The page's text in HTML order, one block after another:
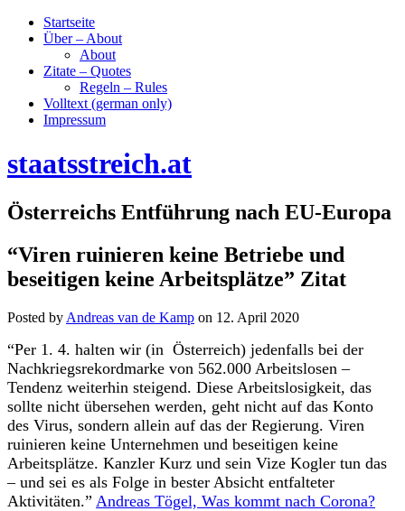
Startseite
Über – About
About
Zitate – Quotes
Regeln – Rules
Volltext (german only)
Impressum
staatsstreich.at
Österreichs Entführung nach EU-Europa
“Viren ruinieren keine Betriebe und
beseitigen keine Arbeitsplätze” Zitat
Posted by Andreas van de Kamp on 12. April 2020
“Per 1. 4. halten wir (in Österreich) jedenfalls bei der
Nachkriegsrekordmarke von 562.000 Arbeitslosen –
Tendenz weiterhin steigend. Diese Arbeitslosigkeit, das
sollte nicht übersehen werden, geht nicht auf das Konto
des Virus, sondern allein auf das der Regierung. Viren
ruinieren keine Unternehmen und beseitigen keine
Arbeitsplätze. Kanzler Kurz und sein Vize Kogler tun das
– und sei es als Folge in bester Absicht entfalteter
Aktivitäten.” Andreas Tögel, Was kommt nach Corona?